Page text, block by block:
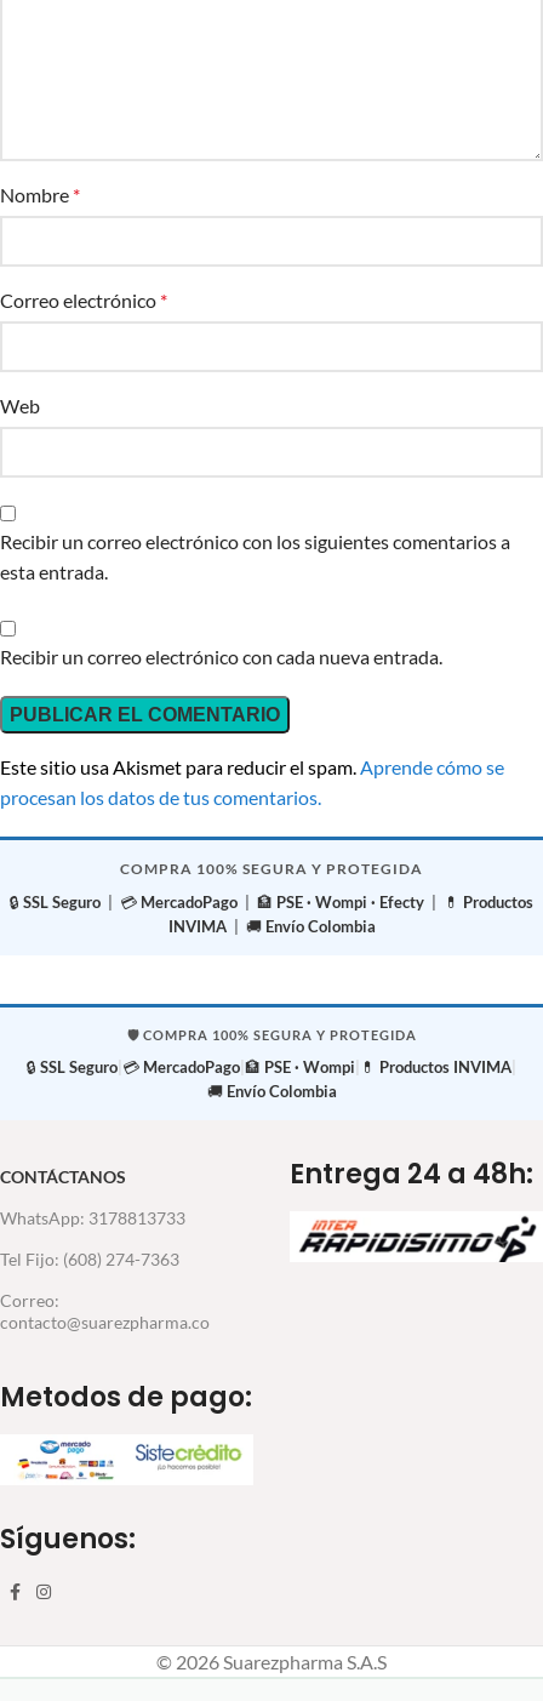
Nombre *
Correo electrónico *
Web
Recibir un correo electrónico con los siguientes comentarios a
esta entrada.
Recibir un correo electrónico con cada nueva entrada.
Este sitio usa Akismet para reducir el spam.Aprende cómo se
procesan los datos de tus comentarios.
COMPRA 100% SEGURA Y PROTEGIDA
🔒 SSL Seguro | 💳 MercadoPago | 🏦 PSE · Wompi · Efecty | 💊 Productos
INVIMA| 🚚 Envío Colombia
🛡️ COMPRA 100% SEGURA Y PROTEGIDA
🔒 SSL Seguro 💳 MercadoPago 🏦 PSE · Wompi 💊 Productos INVIMA
🚚 Envío Colombia
CONTÁCTANOS
WhatsApp: 3178813733
Tel Fijo: (608) 274-7363
Correo:
contacto@suarezpharma.co
Metodos de pago:
Entrega 24 a 48h:
Síguenos:
© 2026 Suarezpharma S.A.S